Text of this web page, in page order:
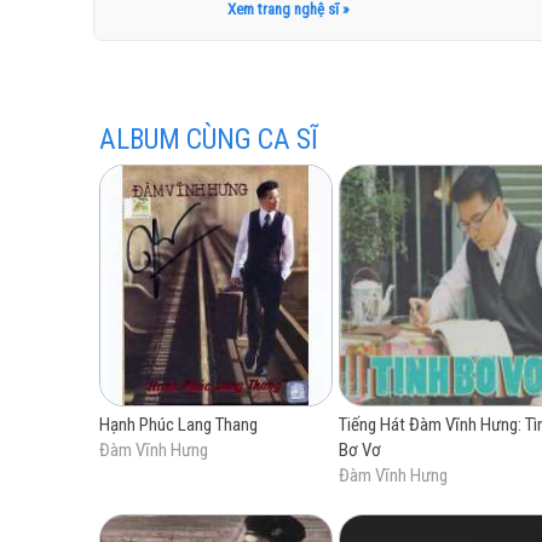
Đường nào
Một lần
Dù thật lệ
Giật mình
Cá nhân tôi thấy anh có một chất giọng tự
Xem trang nghệ sĩ »
ALBUM CÙNG CA SĨ
Hạnh Phúc Lang Thang
Đàm Vĩnh Hưng
Tiếng Hát Đàm Vĩnh Hưng:
Bơ Vơ
Đàm Vĩnh Hưng